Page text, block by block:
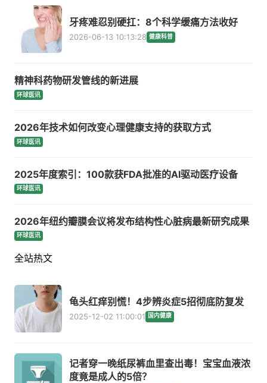
牙疼难忍别硬扛：8个科学缓痛方法收好
2026-06-13 10:13:28 健康科普
精神科药物研发管线的新进展
环球医讯
2026年技术如何改变心理健康支持的获取方式
环球医讯
2025年度索引：100款获FDA批准的AI驱动医疗设备
环球医讯
2026年纽约瓣膜会议将发布结构性心脏病最新研究成果
环球医讯
全站热文
龟头红痒别慌！4步辨炎症5招彻底防复发
2025-12-02 11:00:01 国内健康
记者穿一晚纸尿裤血里查出毒！宝宝血液浓
度竟是成人的5倍？